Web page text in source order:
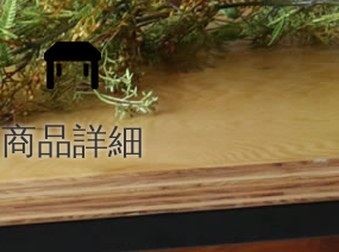
商品詳細